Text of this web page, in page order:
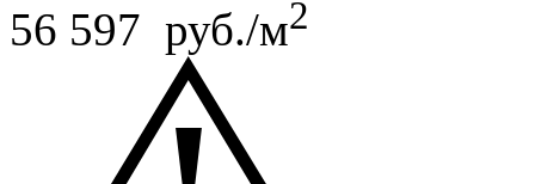
56 597 руб./м2